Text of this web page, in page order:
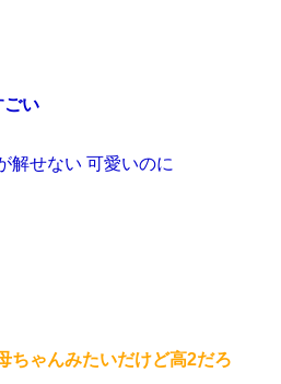
ごい
解せない 可愛いのに
ちゃんみたいだけど高2だろ